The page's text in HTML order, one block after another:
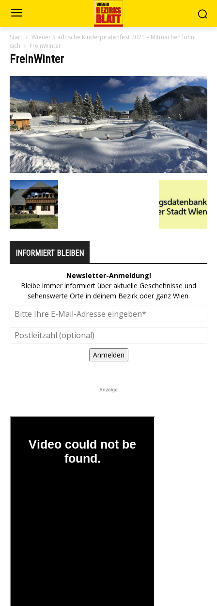
Start
Wiener Städtische Kinderpiratenfest 2021 – Mitmachen lohnt
sich
FreinWinter
FreinWinter
INFORMIERT BLEIBEN
Newsletter-Anmeldung!
Bleibe immer informiert über aktuelle Geschehnisse und
sehenswerte Orte in deinem Bezirk oder ganz Wien.
Anmelden
Anzeige